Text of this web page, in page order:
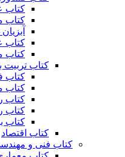
کتاب
کتاب
کتاب
کتاب
کتاب
کتاب
کتاب
کتاب
کتاب
کتاب
کتاب اقتصاد
کتاب فنی و